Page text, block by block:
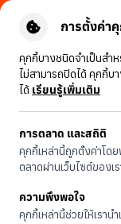
การตั้งค่า
คุกกี้บางชนิดจำเป็นสำ
ไม่สามารถปิดได้ คุกกี้บ
ได้ เรียนรู้เพิ่มเติม
การตลาด และสถิติ
คุกกี้เหล่านี้ถูกตั้งค่าโด
ตลาดผ่านเว็บไซต์ของเร
ความพึงพอใจ
คุกกี้เหล่านี้ช่วยให้เรา
ลดทั้งเว็บ 50% เพี